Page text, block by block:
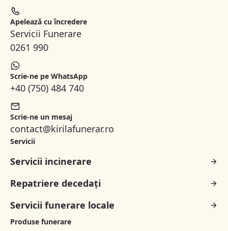
Apelează cu încredere
Servicii Funerare
0261 990
Scrie-ne pe WhatsApp
+40 (750) 484 740
Scrie-ne un mesaj
contact@kirilafunerar.ro
Servicii
Servicii incinerare
Repatriere decedați
Servicii funerare locale
Produse funerare